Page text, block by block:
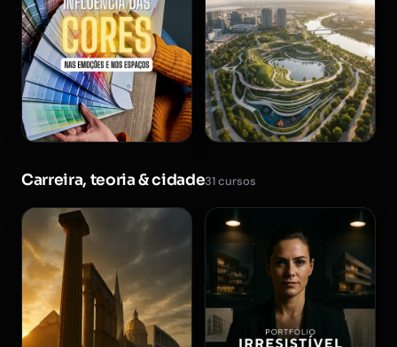
Carreira, teoria & cidade31 cursos